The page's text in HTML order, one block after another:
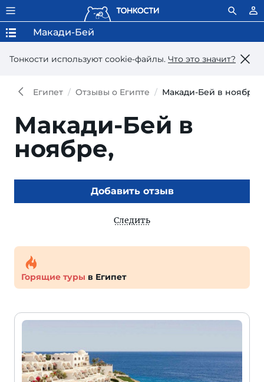
Тонкости используют сookie-файлы. Что это значит?
Макади-Бей
Египет Отзывы о Египте Макади-Бей в ноябре
Макади-Бей в
ноябре,
Добавить отзыв
Следить
Горящие туры в Египет